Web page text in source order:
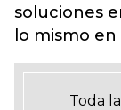
soluciones
lo mismo
Toda